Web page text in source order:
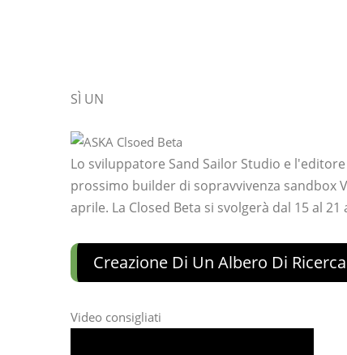
SÌ UN
Lo sviluppatore Sand Sailor Studio e
prossimo builder di sopravvivenza sandbox
aprile. La Closed Beta si svolgerà dal 15 al
Creazione Di Un Albero Di
Video consigliati